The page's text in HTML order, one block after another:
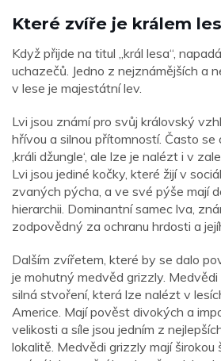
Které zvíře je králem
Když přijde na titul „král lesa“,
uchazečů. Jedno z nejznámějších a
v lese je majestátní lev.
Lvi jsou známí pro svůj královský
hřívou a silnou přítomností. Často se
‚králi džungle‘, ale lze je nalézt i v
Lvi jsou jediné kočky, které žijí v
zvaných pýcha, a ve své pýše mají
hierarchii. Dominantní samec lva,
zodpovědný za ochranu hrdosti a
Dalším zvířetem, které by se dalo
je mohutný medvěd grizzly. Medvědi
silná stvoření, která lze nalézt v
Americe. Mají pověst divokých a
velikosti a síle jsou jedním z
lokalitě. Medvědi grizzly mají širokou